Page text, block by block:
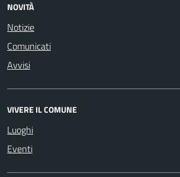
NOVITÀ
Notizie
Comunicati
Avvisi
VIVERE IL COMUNE
Luoghi
Eventi